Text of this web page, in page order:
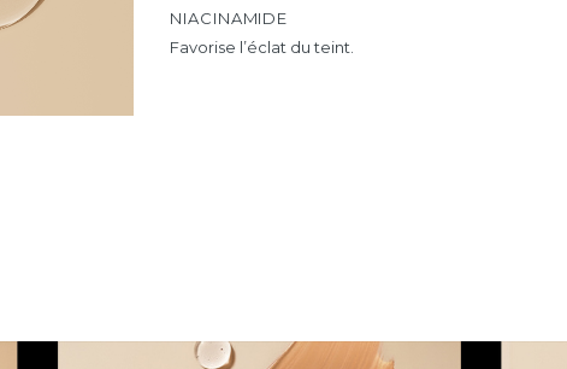
NIACINAMIDE
Favorise l’éclat du teint.